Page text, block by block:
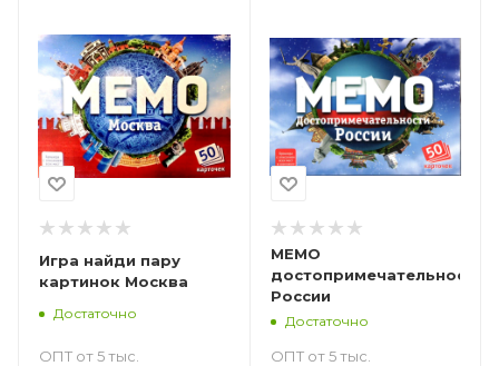
Игра найди пару
картинок Москва
Достаточно
ОПТ от 5 тыс.
МЕМО
достопримечательности
России
Достаточно
ОПТ от 5 тыс.